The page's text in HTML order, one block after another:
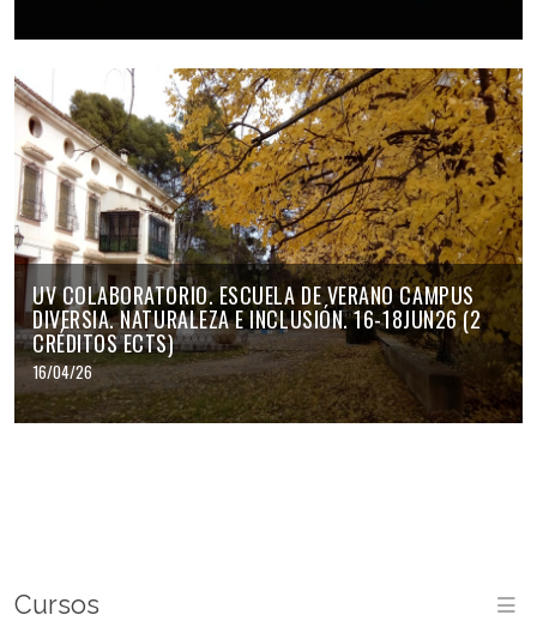
UV COLABORATORIO. ESCUELA DE VERANO CAMPUS
DIVERSIA. NATURALEZA E INCLUSIÓN. 16-18JUN26 (2
CRÉDITOS ECTS)
16/04/26
Cursos